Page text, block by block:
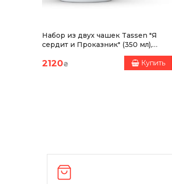
немецкого фарфора. Продукция
Набор из двух чашек Tassen "Я
сердит и Проказник" (350 мл),
2120₴ Купить